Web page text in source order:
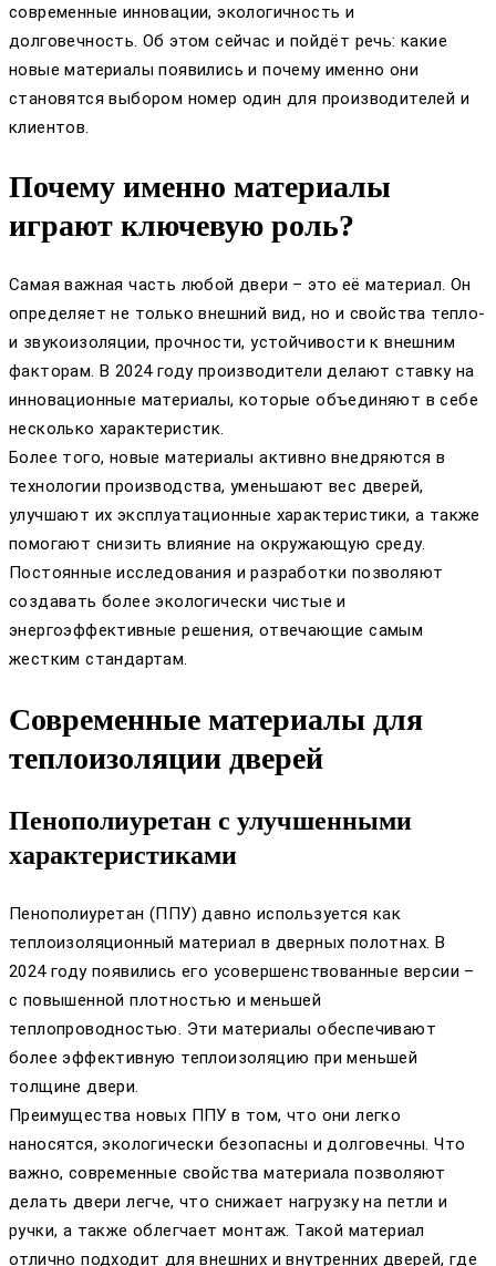
современные инновации, экологичность и
долговечность. Об этом сейчас и пойдёт речь: какие
новые материалы появились и почему именно они
становятся выбором номер один для производителей и
клиентов.
Почему именно материалы
играют ключевую роль?
Самая важная часть любой двери – это её материал. Он
определяет не только внешний вид, но и свойства тепло-
и звукоизоляции, прочности, устойчивости к внешним
факторам. В 2024 году производители делают ставку на
инновационные материалы, которые объединяют в себе
несколько характеристик.
Более того, новые материалы активно внедряются в
технологии производства, уменьшают вес дверей,
улучшают их эксплуатационные характеристики, а также
помогают снизить влияние на окружающую среду.
Постоянные исследования и разработки позволяют
создавать более экологически чистые и
энергоэффективные решения, отвечающие самым
жестким стандартам.
Современные материалы для
теплоизоляции дверей
Пенополиуретан с улучшенными
характеристиками
Пенополиуретан (ППУ) давно используется как
теплоизоляционный материал в дверных полотнах. В
2024 году появились его усовершенствованные версии –
с повышенной плотностью и меньшей
теплопроводностью. Эти материалы обеспечивают
более эффективную теплоизоляцию при меньшей
толщине двери.
Преимущества новых ППУ в том, что они легко
наносятся, экологически безопасны и долговечны. Что
важно, современные свойства материала позволяют
делать двери легче, что снижает нагрузку на петли и
ручки, а также облегчает монтаж. Такой материал
отлично подходит для внешних и внутренних дверей, где